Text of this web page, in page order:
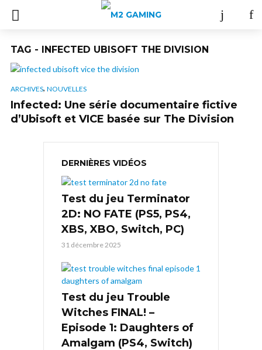
TAG - INFECTED UBISOFT THE DIVISION
ARCHIVES, NOUVELLES
Infected: Une série documentaire fictive
d’Ubisoft et VICE basée sur The Division
DERNIÈRES VIDÉOS
Test du jeu Terminator
2D: NO FATE (PS5, PS4,
XBS, XBO, Switch, PC)
31 décembre 2025
Test du jeu Trouble
Witches FINAL! –
Episode 1: Daughters of
Amalgam (PS4, Switch)